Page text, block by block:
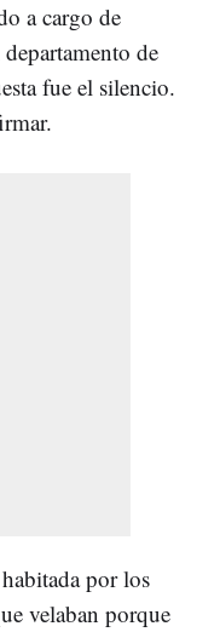
a cargo de
de
fue el silencio.
por los
velaban porque